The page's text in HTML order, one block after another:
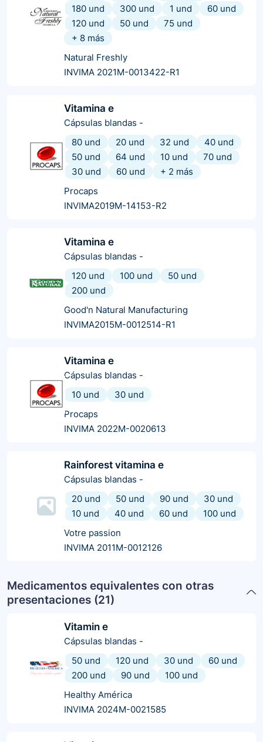
180 und
300 und 1 und
60 und
120 und
50 und
75 und
+ 8 más
Natural Freshly
INVIMA 2021M-0013422-R1
Vitamina e
Cápsulas blandas -
80 und
20 und 32 und
40 und
50 und
64 und 10 und
70 und
30 und
60 und + 2 más
Procaps
INVIMA2019M-14153-R2
Vitamina e
Cápsulas blandas -
120 und
100 und
50 und
200 und
Good'n Natural Manufacturing
INVIMA2015M-0012514-R1
Vitamina e
Cápsulas blandas -
10 und
30 und
Procaps
INVIMA 2022M-0020613
Rainforest vitamina e
Cápsulas blandas -
20 und
50 und 90 und
30 und
10 und
40 und 60 und
100 und
Votre passion
INVIMA 2011M-0012126
Medicamentos equivalentes con otras
presentaciones (21)
Vitamin e
Cápsulas blandas -
50 und
120 und 30 und
60 und
200 und
90 und
100 und
Healthy América
INVIMA 2024M-0021585